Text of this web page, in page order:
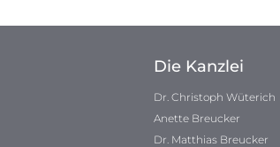
Die Kanzlei
Dr. Christoph Wüterich
Anette Breucker
Dr. Matthias Breucker